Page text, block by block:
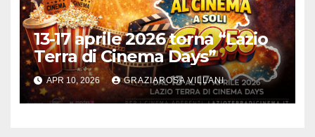
13-17 aprile 2026 torna “Lazio
Terra di Cinema Days”
APR 10, 2026 GRAZIAROSA VILLANI